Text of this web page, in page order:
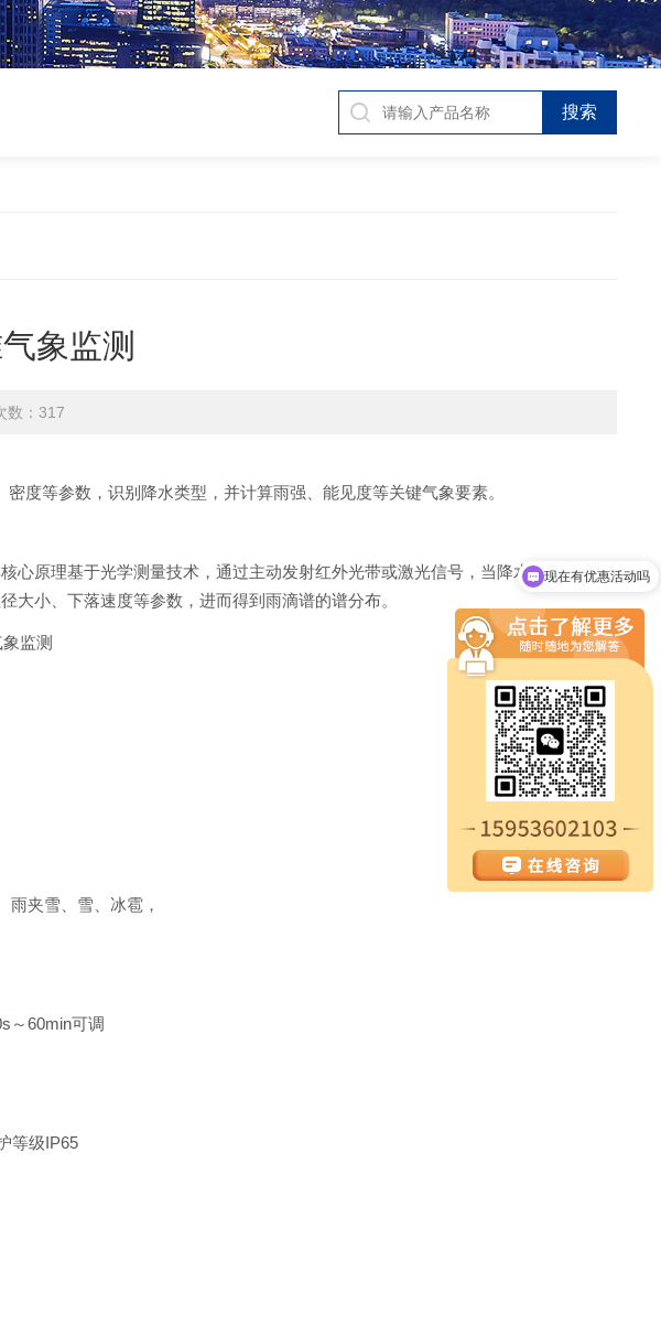
象监测
：317
度等参数，识别降水类型，并计算雨强、能见度等关键气象要素。
心原理基于光学测量技术，通过主动发射红外光带或激光信号，当降水粒子穿过光
小、下落速度等参数，进而得到雨滴谱的谱分布。
雨夹雪、雪、冰雹，
～60min可调
等级IP65
可以介绍下你们的产品么